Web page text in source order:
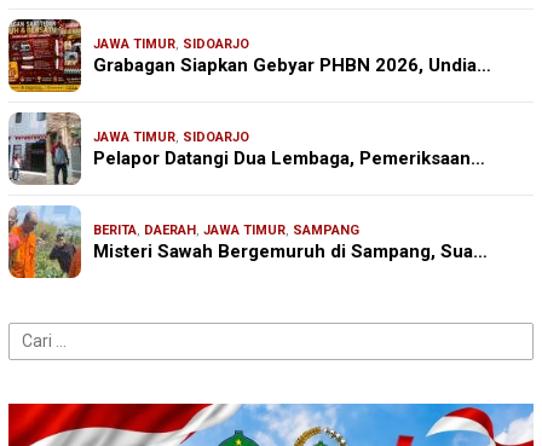
JAWA TIMUR, SIDOARJO
Grabagan Siapkan Gebyar PHBN 2026, Undia…
JAWA TIMUR, SIDOARJO
Pelapor Datangi Dua Lembaga, Pemeriksaan…
BERITA, DAERAH, JAWA TIMUR, SAMPANG
Misteri Sawah Bergemuruh di Sampang, Sua…
Cari
untuk: